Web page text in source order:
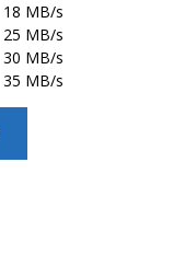
18 MB/s
25 MB/s
30 MB/s
35 MB/s